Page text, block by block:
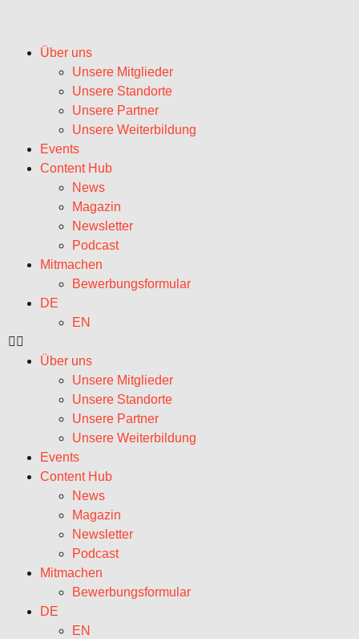
Über uns
Unsere Mitglieder
Unsere Standorte
Unsere Partner
Unsere Weiterbildung
Events
Content Hub
News
Magazin
Newsletter
Podcast
Mitmachen
Bewerbungsformular
DE
EN
Über uns
Unsere Mitglieder
Unsere Standorte
Unsere Partner
Unsere Weiterbildung
Events
Content Hub
News
Magazin
Newsletter
Podcast
Mitmachen
Bewerbungsformular
DE
EN